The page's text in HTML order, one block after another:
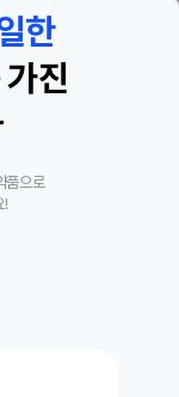
한
진
품으로
!